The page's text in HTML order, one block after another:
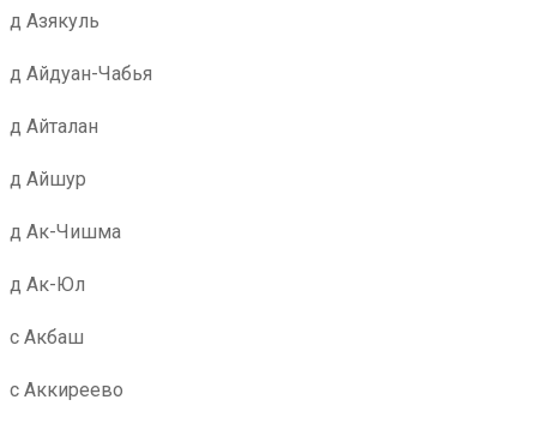
д Азякуль
д Айдуан-Чабья
д Айталан
д Айшур
д Ак-Чишма
д Ак-Юл
с Акбаш
с Аккиреево